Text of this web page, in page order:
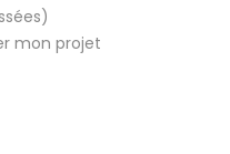
mon projet